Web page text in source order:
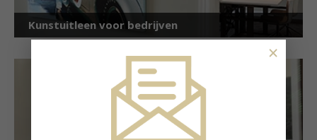
Kunstuitleen voor bedrijven
×